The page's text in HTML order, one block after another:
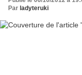
Par ladyteruki